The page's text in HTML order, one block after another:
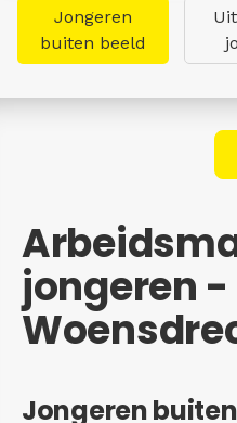
Jongeren
buiten beeld
jongeren -
Jongeren